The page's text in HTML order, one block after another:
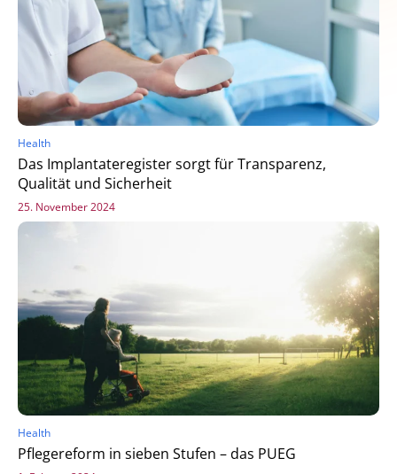
Health
Das Implantateregister sorgt für Transparenz,
Qualität und Sicherheit
25. November 2024
Health
Pflegereform in sieben Stufen – das PUEG